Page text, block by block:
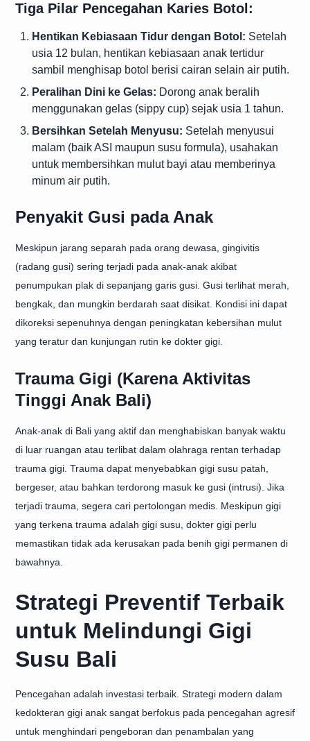
Tiga Pilar Pencegahan Karies Botol:
Hentikan Kebiasaan Tidur dengan Botol: Setelah
usia 12 bulan, hentikan kebiasaan anak tertidur
sambil menghisap botol berisi cairan selain air putih.
Peralihan Dini ke Gelas: Dorong anak beralih
menggunakan gelas (sippy cup) sejak usia 1 tahun.
Bersihkan Setelah Menyusu: Setelah menyusui
malam (baik ASI maupun susu formula), usahakan
untuk membersihkan mulut bayi atau memberinya
minum air putih.
Penyakit Gusi pada Anak
Meskipun jarang separah pada orang dewasa, gingivitis
(radang gusi) sering terjadi pada anak-anak akibat
penumpukan plak di sepanjang garis gusi. Gusi terlihat merah,
bengkak, dan mungkin berdarah saat disikat. Kondisi ini dapat
dikoreksi sepenuhnya dengan peningkatan kebersihan mulut
yang teratur dan kunjungan rutin ke dokter gigi.
Trauma Gigi (Karena Aktivitas
Tinggi Anak Bali)
Anak-anak di Bali yang aktif dan menghabiskan banyak waktu
di luar ruangan atau terlibat dalam olahraga rentan terhadap
trauma gigi. Trauma dapat menyebabkan gigi susu patah,
bergeser, atau bahkan terdorong masuk ke gusi (intrusi). Jika
terjadi trauma, segera cari pertolongan medis. Meskipun gigi
yang terkena trauma adalah gigi susu, dokter gigi perlu
memastikan tidak ada kerusakan pada benih gigi permanen di
bawahnya.
Strategi Preventif Terbaik
untuk Melindungi Gigi
Susu Bali
Pencegahan adalah investasi terbaik. Strategi modern dalam
kedokteran gigi anak sangat berfokus pada pencegahan agresif
untuk menghindari pengeboran dan penambalan yang